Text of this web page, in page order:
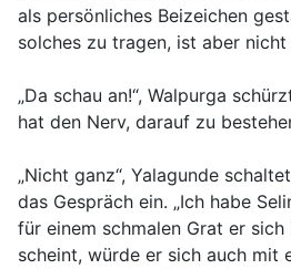
als persönliches Beizeichen
solches zu tragen, ist aber nicht
„Da schau an!“, Walpurga
hat den Nerv, darauf zu
„Nicht ganz“, Yalagunde
das Gespräch ein. „Ich habe
für einem schmalen Grat er
scheint, würde er sich auch mit